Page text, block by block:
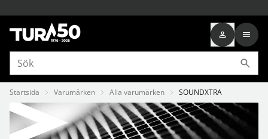
Startsida Varumärken Alla varumärken SOUNDXTRA